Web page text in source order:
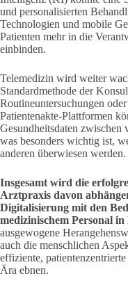
und personalisierten
Technologien und mobile
Patienten mehr in die
einbinden.
Telemedizin wird weiter
Standardmethode der
Routineuntersuchungen
Patientenakte-Plattformen
Gesundheitsdaten zwischen
was besonders wichtig ist,
anderen überwiesen werden.
Insgesamt wird die
Arztpraxis davon
Digitalisierung mit den
medizinischem Personal
ausgewogene
auch die menschlichen
effiziente,
Ära ebnen.